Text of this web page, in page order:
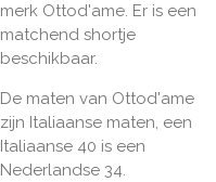
merk Ottod'ame. Er is een
matchend shortje
beschikbaar.
De maten van Ottod'ame
zijn Italiaanse maten, een
Italiaanse 40 is een
Nederlandse 34.